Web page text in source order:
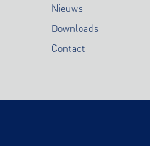
Nieuws
Downloads
Contact